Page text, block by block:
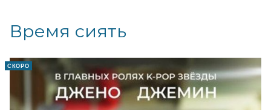
Время сиять
СКОРО